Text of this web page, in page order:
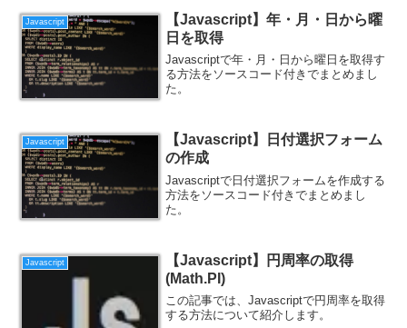
Javascript
【Javascript】年・月・日から曜
日を取得
Javascriptで年・月・日から曜日を取得す
る方法をソースコード付きでまとめまし
た。
Javascript
【Javascript】日付選択フォーム
の作成
Javascriptで日付選択フォームを作成する
方法をソースコード付きでまとめまし
た。
Javascript
【Javascript】円周率の取得
(Math.PI)
この記事では、Javascriptで円周率を取得
する方法について紹介します。